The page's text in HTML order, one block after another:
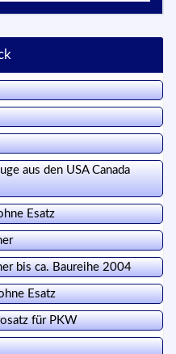
aus den USA Canada
Esatz
bis ca. Baureihe 2004
Esatz
für PKW